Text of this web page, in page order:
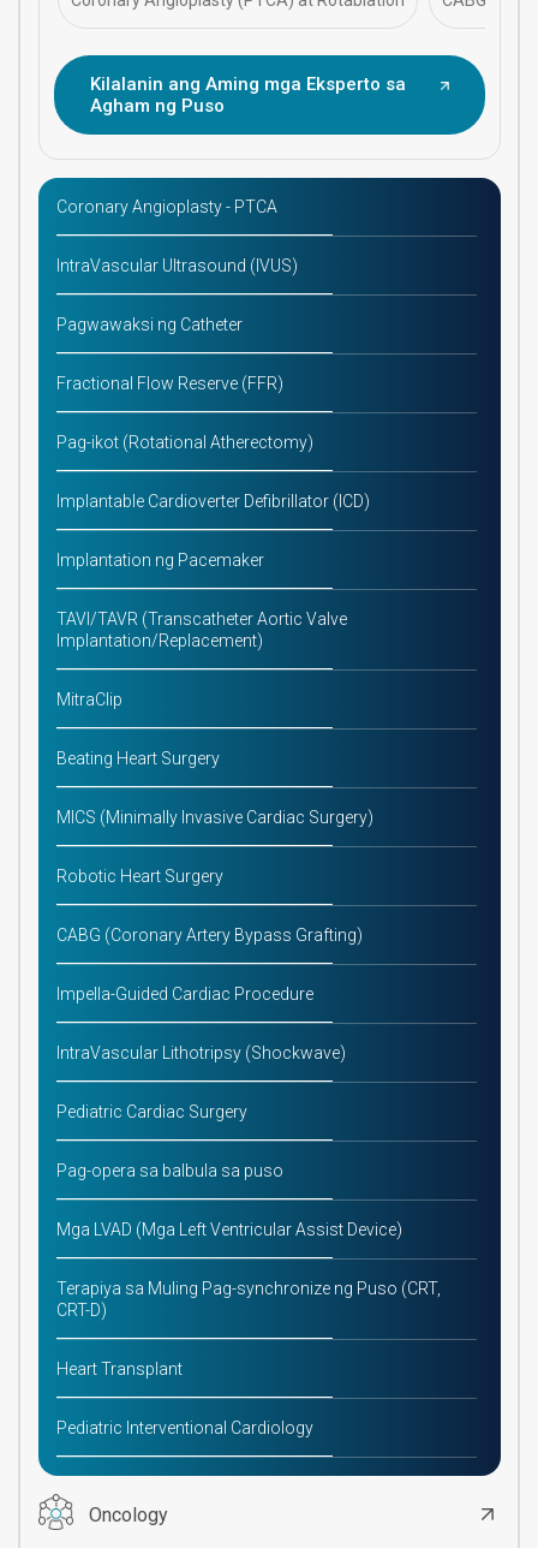
Kilalanin ang Aming mga Eksperto sa
Agham ng Puso
Coronary Angioplasty - PTCA
IntraVascular Ultrasound (IVUS)
Pagwawaksi ng Catheter
Fractional Flow Reserve (FFR)
Pag-ikot (Rotational Atherectomy)
Implantable Cardioverter Defibrillator (ICD)
Implantation ng Pacemaker
TAVI/TAVR (Transcatheter Aortic Valve
Implantation/Replacement)
MitraClip
Beating Heart Surgery
MICS (Minimally Invasive Cardiac Surgery)
Robotic Heart Surgery
CABG (Coronary Artery Bypass Grafting)
Impella-Guided Cardiac Procedure
IntraVascular Lithotripsy (Shockwave)
Pediatric Cardiac Surgery
Pag-opera sa balbula sa puso
Mga LVAD (Mga Left Ventricular Assist Device)
Terapiya sa Muling Pag-synchronize ng Puso (CRT,
CRT-D)
Heart Transplant
Pediatric Interventional Cardiology
Oncology